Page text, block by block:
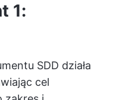
1:
SDD działa
cel